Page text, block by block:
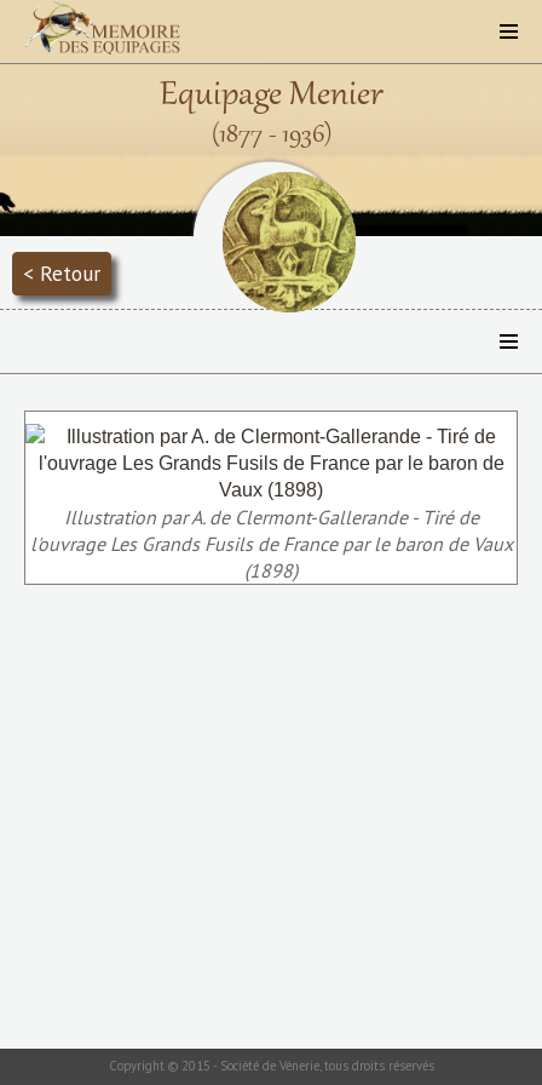
Equipage Menier
(1877 - 1936)
< Retour
Illustration par A. de Clermont-Gallerande - Tiré de
l'ouvrage Les Grands Fusils de France par le baron de Vaux
(1898)
Copyright © 2015 - Société de Vénerie, tous droits réservés